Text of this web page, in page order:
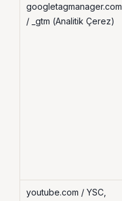
googletagmanager.com
/ _gtm (Analitik Çerez)
youtube.com / YSC,